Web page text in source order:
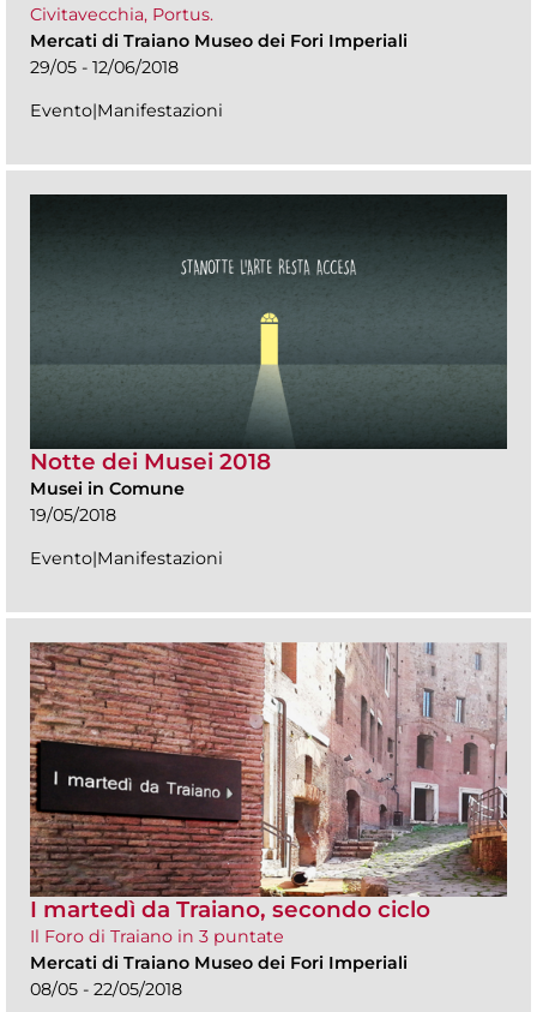
Civitavecchia, Portus.
Mercati di Traiano Museo dei Fori Imperiali
29/05 - 12/06/2018
Evento|Manifestazioni
Notte dei Musei 2018
Musei in Comune
19/05/2018
Evento|Manifestazioni
I martedì da Traiano, secondo ciclo
Il Foro di Traiano in 3 puntate
Mercati di Traiano Museo dei Fori Imperiali
08/05 - 22/05/2018